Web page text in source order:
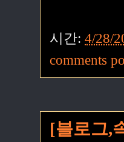
시간: 4/28/
comments
[블로그,